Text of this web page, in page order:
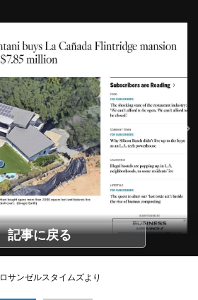
記事に戻る
ロサンゼルスタイムズより